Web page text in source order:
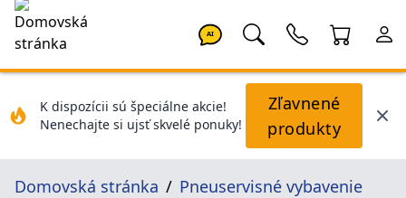
AI
K dispozícii sú špeciálne akcie!
Nenechajte si ujsť skvelé ponuky!
Zľavnené
produkty
Domovská stránka
Pneuservisné vybavenie